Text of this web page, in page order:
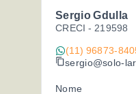
Sergio Gdulla
CRECI - 219598
(11) 96873-
sergio@solo-
Nome